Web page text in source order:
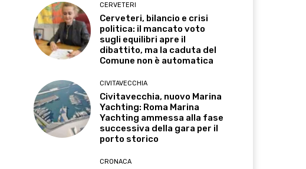
CERVETERI
Cerveteri, bilancio e crisi
politica: il mancato voto
sugli equilibri apre il
dibattito, ma la caduta del
Comune non è automatica
CIVITAVECCHIA
Civitavecchia, nuovo Marina
Yachting: Roma Marina
Yachting ammessa alla fase
successiva della gara per il
porto storico
CRONACA